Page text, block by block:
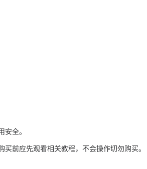
安全。
前应先观看相关教程，不会操作切勿购买。